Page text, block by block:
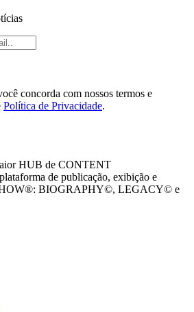
concorda com nossos termos e
Política de Privacidade.
HUB de CONTENT
de publicação, exibição e
BIOGRAPHY©, LEGACY© e